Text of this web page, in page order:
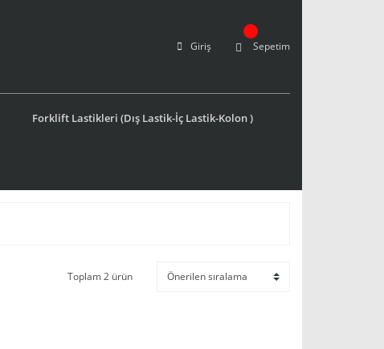
Giriş Sepetim
Forklift Lastikleri (Dış Lastik-İç Lastik-Kolon )
Toplam 2 ürün